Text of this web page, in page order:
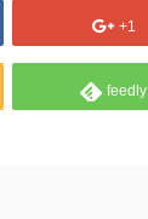
+1
feedly